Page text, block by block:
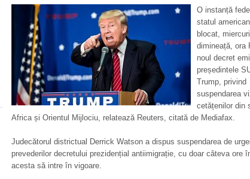
O instanță
statul
blocat,
dimineață, ora
noul decret
președintele
Trump, privind
suspendarea
cetățenilor din
Africa și Orientul Mijlociu, relatează Reuters, citată de Mediafax.
Judecătorul districtual Derrick Watson a dispus suspendarea de
prevederilor decretului prezidențial antiimigrație, cu doar câteva ore
acesta să intre în vigoare.